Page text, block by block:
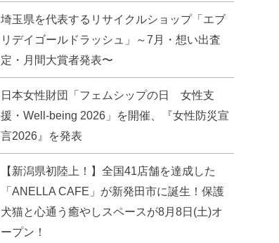
埼玉県を代表するリサイクルショップ「エブ
リデイゴールドラッシュ」～7月・想い出査
定・月間大賞者発表〜
日本女性財団「フェムシップの日 女性支
援・Well-being 2026」を開催、『女性防災宣
言2026』を発表
【新潟県初陸上！】全国41店舗を達成した
「ANELLA CAFE」が新発田市に誕生！保護
犬猫と心通う癒やしスペースが8月8日(土)オ
ープン！